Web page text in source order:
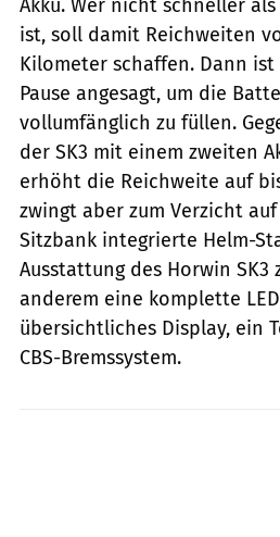
Akku. Wer nicht schneller
ist, soll damit Reichweiten
Kilometer schaffen. Dann
Pause angesagt, um die
vollumfänglich zu füllen.
der SK3 mit einem zweiten
erhöht die Reichweite auf
zwingt aber zum Verzicht
Sitzbank integrierte Helm-
Ausstattung des Horwin SK3
anderem eine komplette
übersichtliches Display, ein
CBS-Bremssystem.